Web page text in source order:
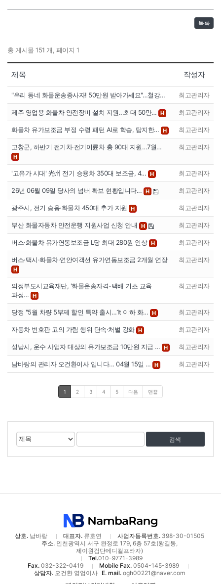
목록
총 게시물 151 개, 페이지 1
제목 작성자
"우리 동네 화물운송종사자! 50만원 받아가세요"…철강… 최고관리자
제주 영업용 화물차 안전장비 설치 지원...최대 50만… H 최고관리자
화물차 유가보조금 부정 수령 패턴 AI로 학습, 탐지한… H 최고관리자
고창군, 하반기 전기차·전기이륜차 총 90대 지원…7월…
H
최고관리자
'고유가 시대' 光州 전기 승용차 350대 보조금, 4… H 최고관리자
26년 06월 09일 당사의 넘버 확보 현황입니다... H 최고관리자
광주시, 전기 승용·화물차 450대 추가 지원 H 최고관리자
부산 화물자동차 안전운행 지원사업 신청 안내 H 최고관리자
버스·화물차 유가연동보조금 L당 최대 280원 인상 H 최고관리자
버스·택시·화물차·연안여객선 유가연동보조금 2개월 연장
H
최고관리자
의정부도시교육재단, '화물운송자격-택배 기초 교육
과정… H
최고관리자
당정 "5월 차량 5부제 할인 특약 출시…1t 이하 화… H 최고관리자
자동차 번호판 고의 가림 행위 단속·처벌 강화 H 최고관리자
성남시, 운수 사업자 대상의 유가보조금 10만원 지급 … H 최고관리자
남바랑의 관리자 오건환이사 입니다... 04월 15일 … H 최고관리자
1 2 3 4 5 다음 맨끝
게
물
검
색
대
검
어
상호.남바랑 대표자.류호연 사업자등록번호.398-30-01505
주소.인천광역시 서구 완정로 179, 6층 57호(왕길동,
제이원검단메디컬프라자)
Tel.010-9771-3989
Fax. 032-322-0419 Mobile Fax. 0504-145-3989
상담자.오건환 영업이사 E. mail.ogh00221@naver.com